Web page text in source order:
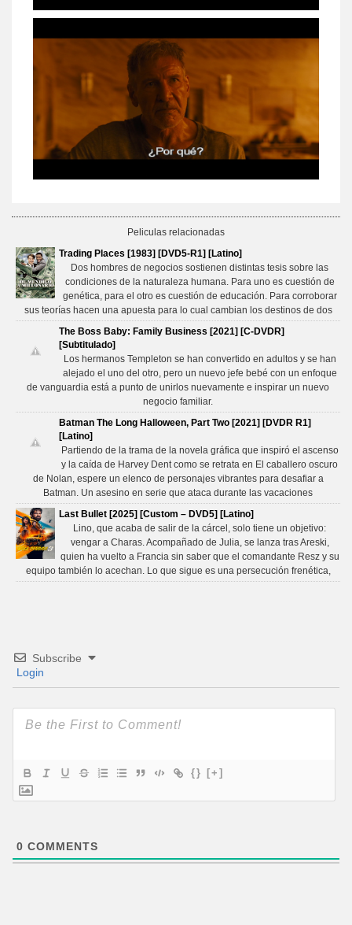
Peliculas relacionadas
Trading Places [1983] [DVD5-R1] [Latino]
Dos hombres de negocios sostienen distintas tesis sobre las
condiciones de la naturaleza humana. Para uno es cuestión de
genética, para el otro es cuestión de educación. Para corroborar
sus teorías hacen una apuesta para lo cual cambian los destinos de dos
The Boss Baby: Family Business [2021] [C-DVDR]
[Subtitulado]
Los hermanos Templeton se han convertido en adultos y se han
alejado el uno del otro, pero un nuevo jefe bebé con un enfoque
de vanguardia está a punto de unirlos nuevamente e inspirar un nuevo
negocio familiar.
Batman The Long Halloween, Part Two [2021] [DVDR R1]
[Latino]
Partiendo de la trama de la novela gráfica que inspiró el ascenso
y la caída de Harvey Dent como se retrata en El caballero oscuro
de Nolan, espere un elenco de personajes vibrantes para desafiar a
Batman. Un asesino en serie que ataca durante las vacaciones
Last Bullet [2025] [Custom – DVD5] [Latino]
Lino, que acaba de salir de la cárcel, solo tiene un objetivo:
vengar a Charas. Acompañado de Julia, se lanza tras Areski,
quien ha vuelto a Francia sin saber que el comandante Resz y su
equipo también lo acechan. Lo que sigue es una persecución frenética,
Subscribe
Login
{} [+]
0 COMMENTS